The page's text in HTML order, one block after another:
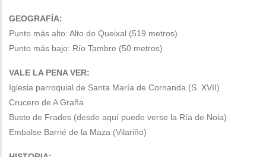
GEOGRAFÍA:
Punto más alto: Alto do Queixal (519 metros)
Punto más bajo: Río Tambre (50 metros)
VALE LA PENA VER:
Iglesia parroquial de Santa María de Cornanda (S. XVII)
Crucero de A Graña
Busto de Frades (desde aquí puede verse la Ría de Noia)
Embalse Barrié de la Maza (Vilariño)